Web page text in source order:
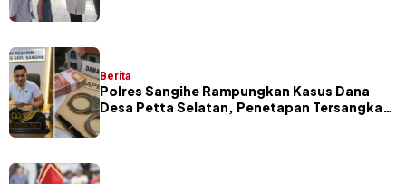
Berita
Polres Sangihe Rampungkan Kasus Dana
Desa Petta Selatan, Penetapan Tersangka